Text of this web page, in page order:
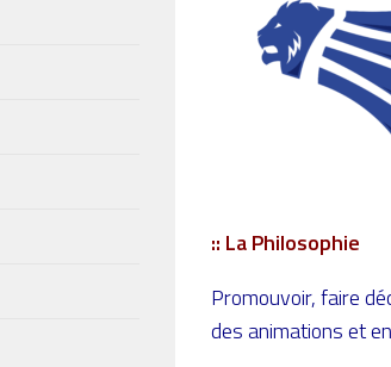
:: La Philosophie
Promouvoir, faire
des animations et